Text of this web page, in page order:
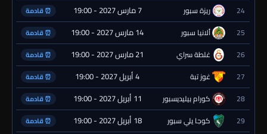
24 ريزة سبور 7 مارس 2027 - 19:00 ⏰ قادمة
25 ألانيا سبور 14 مارس 2027 - 19:00 ⏰ قادمة
26 غلطة سراي 21 مارس 2027 - 19:00 ⏰ قادمة
27 غوز تبة 4 أبريل 2027 - 19:00 ⏰ قادمة
28 كورام بيليديسبور 11 أبريل 2027 - 19:00 ⏰ قادمة
29 كوجا يلي سبور 18 أبريل 2027 - 19:00 ⏰ قادمة